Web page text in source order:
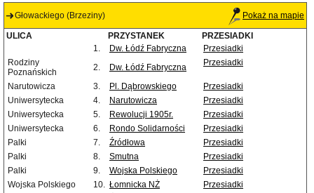
Głowackiego (Brzeziny) Pokaż na mapie
ULICA PRZYSTANEK
PRZESIADKI
1.
Dw. Łódź Fabryczna
Przesiadki
Rodziny
Poznańskich
2. Dw. Łódź Fabryczna Przesiadki
Narutowicza 3. Pl. Dąbrowskiego
Przesiadki
Uniwersytecka
4. Narutowicza
Przesiadki
Uniwersytecka
5. Rewolucji 1905r.
Przesiadki
Uniwersytecka
6. Rondo Solidarności
Przesiadki
Palki
7. Źródłowa
Przesiadki
Palki
8. Smutna
Przesiadki
Palki
9. Wojska Polskiego
Przesiadki
Wojska Polskiego
10. Łomnicka NŻ
Przesiadki